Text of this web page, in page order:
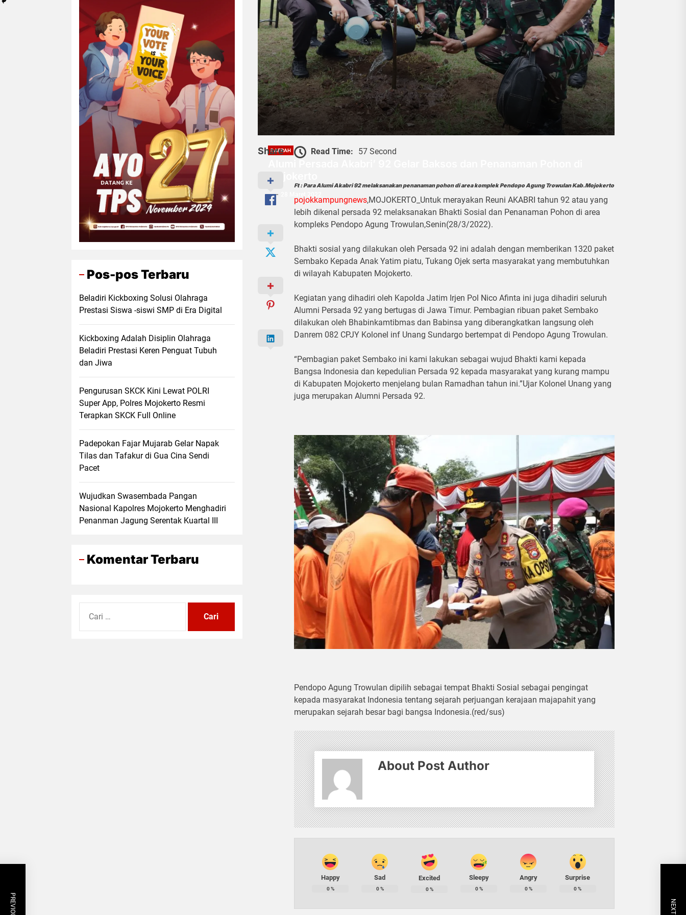
DAERAH
Mojokerto
Share Read Time: 57 Second
Ft : Para Alumi Akabri 92 melaksanakan penanaman pohon di area komplek Pendopo Agung Trowulan Kab.Mojokerto
pojokkampungnews,MOJOKERTO_Untuk merayakan Reuni AKABRI tahun 92 atau yang
lebih dikenal persada 92 melaksanakan Bhakti Sosial dan Penanaman Pohon di area
kompleks Pendopo Agung Trowulan,Senin(28/3/2022).
Bhakti sosial yang dilakukan oleh Persada 92 ini adalah dengan memberikan 1320 paket
Sembako Kepada Anak Yatim piatu, Tukang Ojek serta masyarakat yang membutuhkan
di wilayah Kabupaten Mojokerto.
Kegiatan yang dihadiri oleh Kapolda Jatim Irjen Pol Nico Afinta ini juga dihadiri seluruh
Alumni Persada 92 yang bertugas di Jawa Timur. Pembagian ribuan paket Sembako
dilakukan oleh Bhabinkamtibmas dan Babinsa yang diberangkatkan langsung oleh
Danrem 082 CPJY Kolonel inf Unang Sundargo bertempat di Pendopo Agung Trowulan.
“Pembagian paket Sembako ini kami lakukan sebagai wujud Bhakti kami kepada
Bangsa Indonesia dan kepedulian Persada 92 kepada masyarakat yang kurang mampu
di Kabupaten Mojokerto menjelang bulan Ramadhan tahun ini.”Ujar Kolonel Unang yang
juga merupakan Alumni Persada 92.
Pendopo Agung Trowulan dipilih sebagai tempat Bhakti Sosial sebagai pengingat
kepada masyarakat Indonesia tentang sejarah perjuangan kerajaan majapahit yang
merupakan sejarah besar bagi bangsa Indonesia.(red/sus)
About Post Author
Happy
0%
Sad
0%
Excited
0%
Sleepy
0%
Angry
0%
Surprise
0%
Pos-pos Terbaru
Beladiri Kickboxing Solusi Olahraga
Prestasi Siswa -siswi SMP di Era Digital
Kickboxing Adalah Disiplin Olahraga
Beladiri Prestasi Keren Penguat Tubuh
dan Jiwa
Pengurusan SKCK Kini Lewat POLRI
Super App, Polres Mojokerto Resmi
Terapkan SKCK Full Online
Padepokan Fajar Mujarab Gelar Napak
Tilas dan Tafakur di Gua Cina Sendi
Pacet
Wujudkan Swasembada Pangan
Nasional Kapolres Mojokerto Menghadiri
Penanman Jagung Serentak Kuartal III
Komentar Terbaru
untuk: